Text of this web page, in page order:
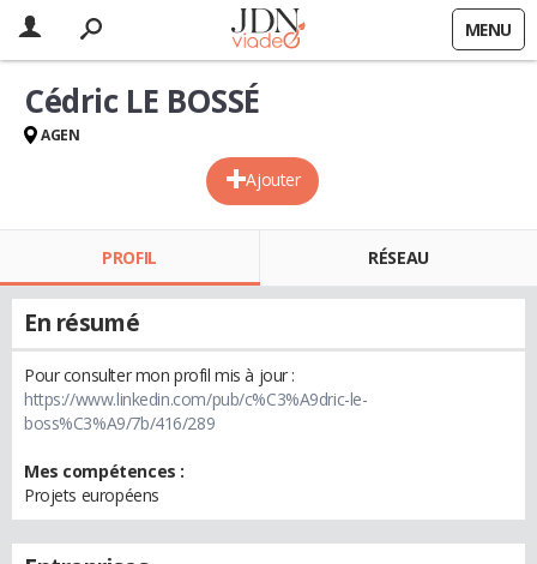
MENU
Ajouter
Cédric LE BOSSÉ
AGEN
PROFIL RÉSEAU
En résumé
Pour consulter mon profil mis à jour :
https://www.linkedin.com/pub/c%C3%A9dric-le-
boss%C3%A9/7b/416/289
Mes compétences :
Projets européens